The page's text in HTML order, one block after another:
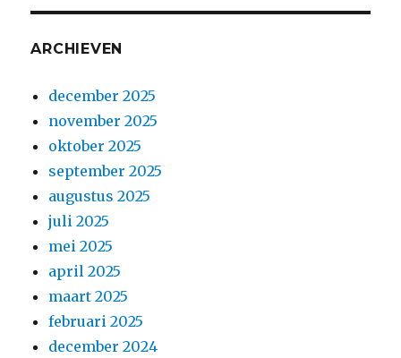
ARCHIEVEN
december 2025
november 2025
oktober 2025
september 2025
augustus 2025
juli 2025
mei 2025
april 2025
maart 2025
februari 2025
december 2024